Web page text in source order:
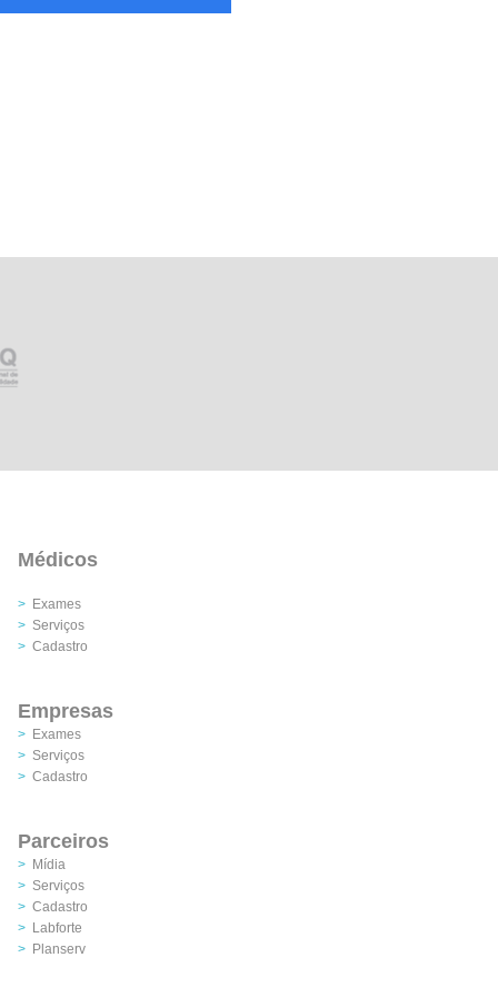
Médicos
> Exames
> Serviços
> Cadastro
Empresas
> Exames
> Serviços
> Cadastro
Parceiros
> Mídia
> Serviços
> Cadastro
> Labforte
> Planserv